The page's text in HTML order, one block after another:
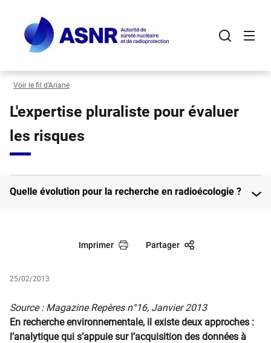
contenu
principal
Voir le fil d’Ariane
L'expertise pluraliste pour évaluer
les risques
Quelle évolution pour la recherche en radioécologie ?
Imprimer Partager
25/02/2013
​Source : Magazine Repères n°16, Janvier 2013
En recherche environnementale, il existe deux approches :
l’analytique qui s’appuie sur l’acquisition des données à